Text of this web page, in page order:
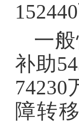
一
补助
74230
障转